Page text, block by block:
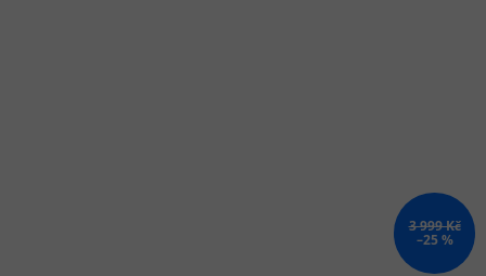
3 999 Kč
–25 %